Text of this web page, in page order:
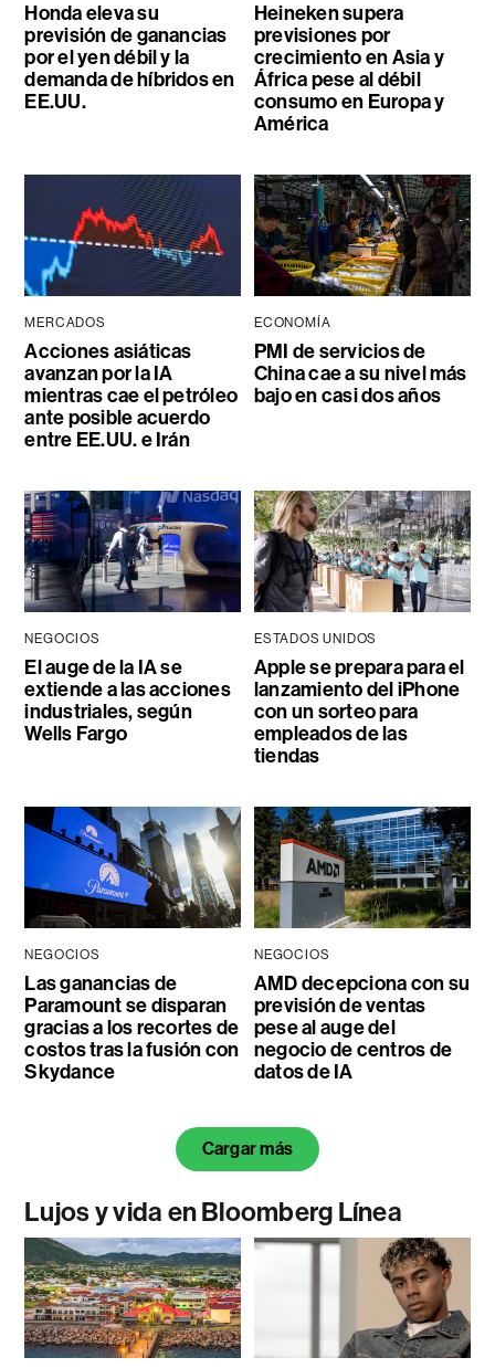
Honda eleva su
previsión de ganancias
por el yen débil y la
demanda de híbridos en
EE.UU.
Heineken supera
previsiones por
crecimiento en Asia y
África pese al débil
consumo en Europa y
América
MERCADOS
Acciones asiáticas
avanzan por la IA
mientras cae el petróleo
ante posible acuerdo
entre EE.UU. e Irán
ECONOMÍA
PMI de servicios de
China cae a su nivel más
bajo en casi dos años
NEGOCIOS
El auge de la IA se
extiende a las acciones
industriales, según
Wells Fargo
ESTADOS UNIDOS
Apple se prepara para el
lanzamiento del iPhone
con un sorteo para
empleados de las
tiendas
NEGOCIOS
Las ganancias de
Paramount se disparan
gracias a los recortes de
costos tras la fusión con
Skydance
NEGOCIOS
AMD decepciona con su
previsión de ventas
pese al auge del
negocio de centros de
datos de IA
Cargar más
Lujos y vida en Bloomberg Línea